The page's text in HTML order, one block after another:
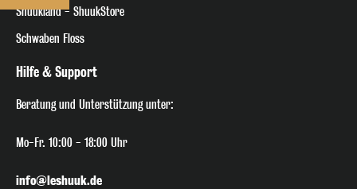
Hilfe & Support
Beratungund Unterstützung unter:
Mo-Fr. 10:00 - 18:00 Uhr
info@leshuuk.de
Shuukland - ShuukStore
Schwaben Floss